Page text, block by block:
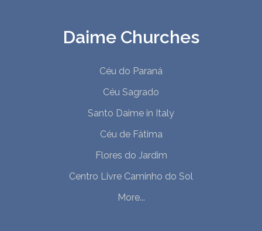
Daime Churches
Céu do Paraná
Céu Sagrado
Santo Daime in Italy
Céu de Fátima
Flores do Jardim
Centro Livre Caminho do Sol
More...